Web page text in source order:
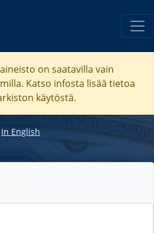
on saatavilla vain
Katso infosta lisää tietoa
käytöstä.
In English